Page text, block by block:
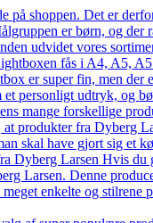
shoppen. Det er
er børn, og der
udvidet vores
fås i A4, A5,
er super fin, men
et personligt udtryk, og
mange forskellige
produkter fra Dyberg
skal have gjort sig et
Dyberg Larsen Hvis
Larsen. Denne
enkelte og stilrene